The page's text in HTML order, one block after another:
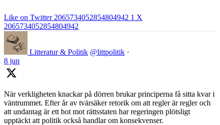
Like on Twitter 2065734052854804942 1 X
2065734052854804942
Litteratur & Politik @littpolitik ·
8 jun
När verkligheten knackar på dörren brukar principerna få sitta kvar i
väntrummet. Efter år av tvärsäker retorik om att regler är regler och
att undantag är ett hot mot rättsstaten har regeringen plötsligt
upptäckt att politik också handlar om konsekvenser.